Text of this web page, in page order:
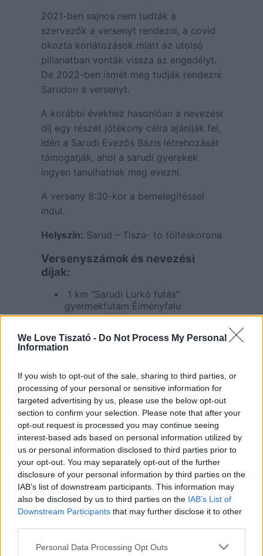
We Love Tiszató - Do Not Process My Personal
Information
If you wish to opt-out of the sale, sharing to third parties, or
processing of your personal or sensitive information for
targeted advertising by us, please use the below opt-out
section to confirm your selection. Please note that after your
opt-out request is processed you may continue seeing
interest-based ads based on personal information utilized by
us or personal information disclosed to third parties prior to
your opt-out. You may separately opt-out of the further
disclosure of your personal information by third parties on the
IAB’s list of downstream participants. This information may
also be disclosed by us to third parties on the IAB’s List of
Downstream Participants that may further disclose it to other
Personal Data Processing Opt Outs
2021-ben sajnos nem tudták a
szervezők a versenyt rendezni, a covid
okozta korlátozások miatt az utolsó
pillanatban vonták vissza az engedélyt.
De 2022-ben ismét meg tudják rendezni
Sarudon a versenyt.
A korábbi évekhez hasonlóan a nevezési
díj egy részét jótékony célra ajánlják fel,
idén a Sarudi Evezős Bázis létrehozását
támogatják, ahol a sarudi gyerekek
ingyen tanulhatnak meg evezni.
A verseny 8:30-kor a bemelegítéssel
indul.
Helyszín: Sarud – Tisza- tó töltéskorona
Versenyszámok és nevezési
díjak:
1 km “Sarudi Lurkó futás”
gyermekfutam Élményfalu
ingyenes (14 éves korig,
1 km kutya + gazdi “Kalandparti
futó EB -ek” 3 500 Ft – (Sarud
7 km “Aquaglide Beugró Futás” 4
500 Ft – (Sarud Élményfalu – töltés
korona Kisköre felé
14 km “Tisza-tó parti gátfutás” 5
500 Ft – (Sarud Élményfalu – töltés
korona Kisköre felé)
21 km “Tisza-tavi Félmaraton” 7
000 Ft – (Sarud Élményfalu – töltés
korona Kisköre felé)
28 km ” Élményfalu Extra
összefutás” 7 500 Ft – (Sarud
Élményfalu – töltés korona Kisköre
felé)
Program: